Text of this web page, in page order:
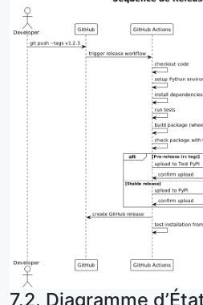
7.2. Diagramme